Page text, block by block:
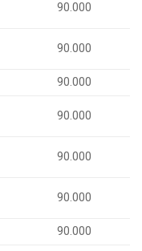
90.000
90.000
90.000
90.000
90.000
90.000
90.000